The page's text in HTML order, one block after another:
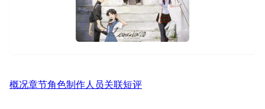
概况章节角色制作人员关联短评